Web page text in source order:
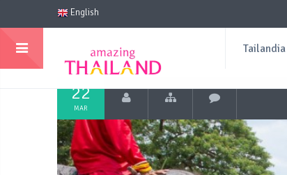
English
Tailandia
22
MAR